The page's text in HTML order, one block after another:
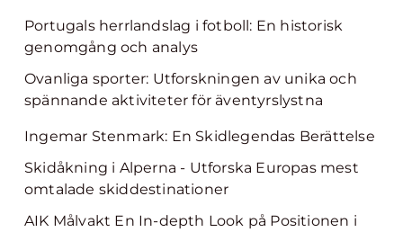
Portugals herrlandslag i fotboll: En historisk
genomgång och analys
Ovanliga sporter: Utforskningen av unika och
spännande aktiviteter för äventyrslystna
Ingemar Stenmark: En Skidlegendas Berättelse
Skidåkning i Alperna - Utforska Europas mest
omtalade skiddestinationer
AIK Målvakt En In-depth Look på Positionen i